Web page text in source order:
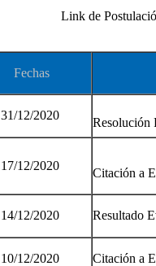
Link de
Fechas
31/12/2020
Resolución
17/12/2020
Citación a
14/12/2020 Resultado
10/12/2020 Citación a